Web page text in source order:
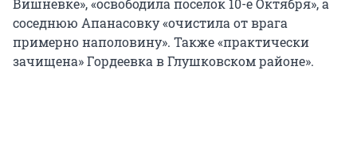
Вишневке», «освободила посёлок 10-е Октября», а
соседнюю Апанасовку «очистила от врага
примерно наполовину». Также «практически
зачищена» Гордеевка в Глушковском районе».